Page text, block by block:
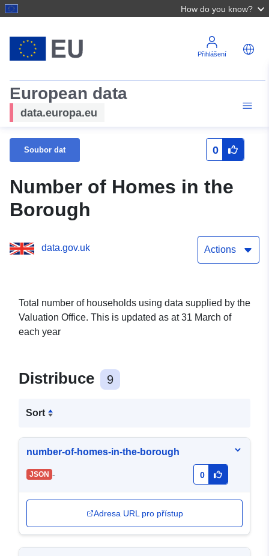
How do you know?
Přihlášení
European data
data.europa.eu
Soubor dat 0
Number of Homes in the
Borough
data.gov.uk Actions
Total number of households using data supplied by the
Valuation Office. This is updated as at 31 March of
each year
Distribuce 9
Sort
number-of-homes-in-the-borough
JSON - 0
Adresa URL pro přístup